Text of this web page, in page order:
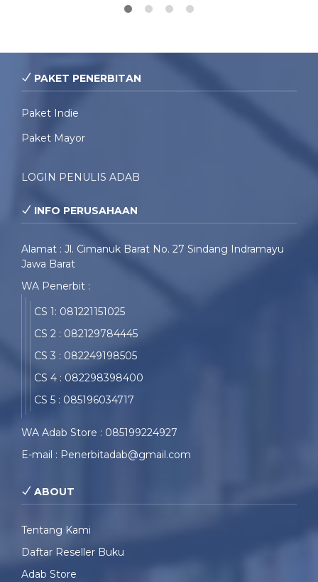
PAKET PENERBITAN
Paket Indie
Paket Mayor
LOGIN PENULIS ADAB
INFO PERUSAHAAN
Alamat : Jl. Cimanuk Barat No. 27 Sindang Indramayu
Jawa Barat
WA Penerbit :
CS 1: 081221151025
CS 2 : 082129784445
CS 3 : 082249198505
CS 4 : 082298398400
CS 5 : 085196034717
WA Adab Store : 085199224927
E-mail : Penerbitadab@gmail.com
ABOUT
Tentang Kami
Daftar Reseller Buku
Adab Store